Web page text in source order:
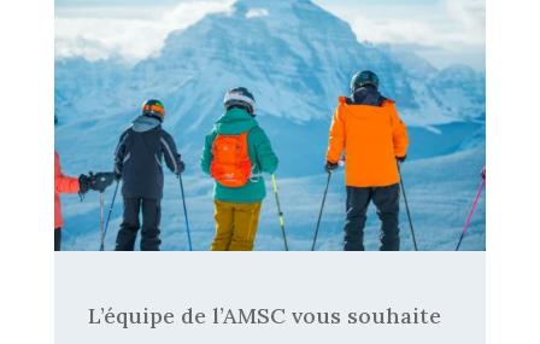
L’équipe de l’AMSC vous souhaite